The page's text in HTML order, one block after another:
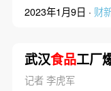
2023年1月9日 · 财
武汉食品工厂
记者 李虎军